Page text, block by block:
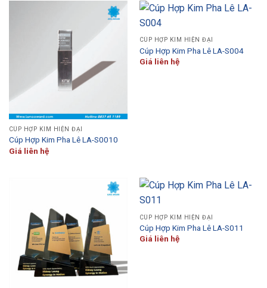
CÚP HỢP KIM HIỆN ĐẠI
Cúp Hợp Kim Pha Lê LA-S0010
Giá liên hệ
CÚP HỢP KIM HIỆN ĐẠI
Cúp Hợp Kim Pha Lê LA-S004
Giá liên hệ
CÚP HỢP KIM HIỆN ĐẠI
Cúp Hợp Kim Pha Lê LA-S011
Giá liên hệ